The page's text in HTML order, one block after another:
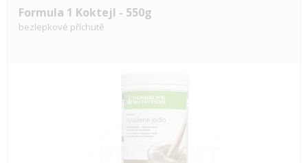
Formula 1 Koktejl - 550g
bezlepkové příchutě